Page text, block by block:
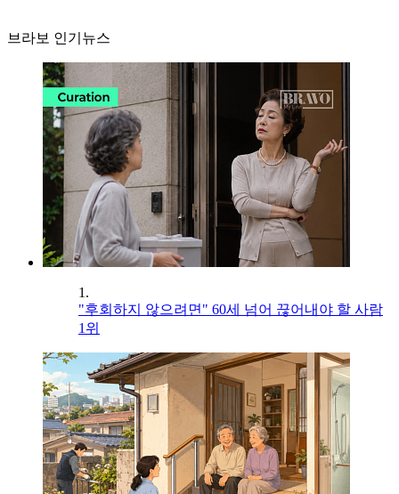
브라보 인기뉴스
1.
"후회하지 않으려면" 60세 넘어 끊어내야 할 사람
1위